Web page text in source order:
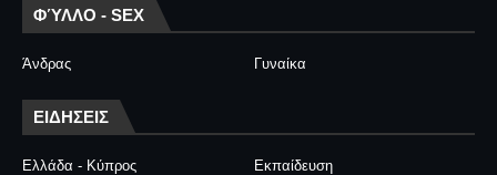
ΦΎΛΛΟ - SEX
Άνδρας Γυναίκα
ΕΙΔΗΣΕΙΣ
Ελλάδα - Κύπρος
Εκπαίδευση